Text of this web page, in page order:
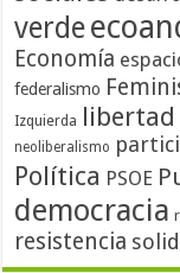
verde
Economía
federalismo
Izquierda libertad
neoliberalismo
Política PSOE
democracia
resistencia